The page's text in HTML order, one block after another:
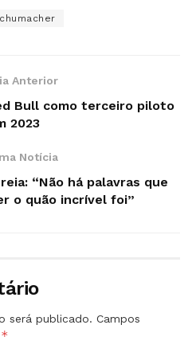
Anterior
Bull como terceiro piloto
2023
Notícia
“Não há palavras que
o quão incrível foi”
será publicado. Campos
*